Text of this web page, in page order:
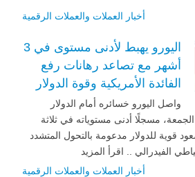
أخبار العملات والعملات الرقمية
اليورو يهبط لأدنى مستوى في 3
أشهر مع تصاعد رهانات رفع
الفائدة الأمريكية وقوة الدولار
واصل اليورو خسائره أمام الدولار
مسجلًا أدنى مستوياته في ثلاثة
للدولار مدعومة بالتحول المتشدد
الفيدرالي .. اقرأ المزيد
أخبار العملات والعملات الرقمية